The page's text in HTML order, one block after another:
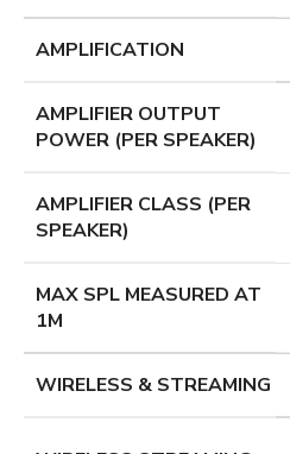
AMPLIFICATION
AMPLIFIER OUTPUT
POWER (PER SPEAKER)
AMPLIFIER CLASS (PER
SPEAKER)
MAX SPL MEASURED AT
1M
WIRELESS & STREAMING